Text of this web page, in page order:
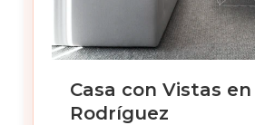
Casa con Vistas
Rodríguez